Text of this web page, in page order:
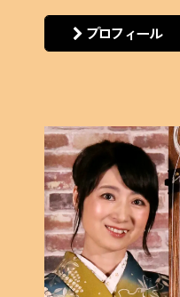
プロフィール